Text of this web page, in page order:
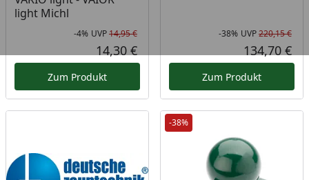
light Michl
Rabatt in Prozent
-4%
Ursprünglicher Preis
UVP14,95 €
Aktueller Preis
14,30 €
Zum Produkt
-38% UVP220,15 €
134,70 €
Zum Produkt
-38%